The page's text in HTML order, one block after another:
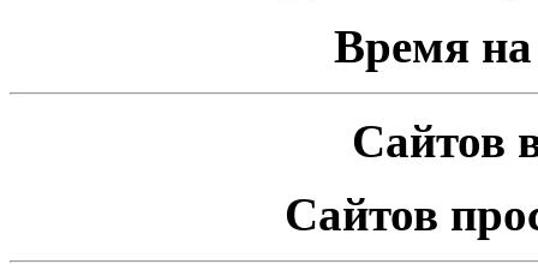
Время на
Сайтов
Сайтов